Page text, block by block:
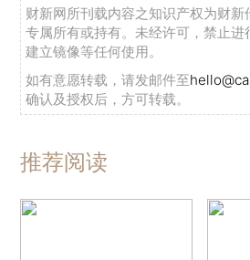
财新网所刊载内容之知识产权为财新
专属所有或持有。未经许可，禁止进
建立镜像等任何使用。
如有意愿转载，请发邮件至
确认及授权后，方可转载。
推荐阅读